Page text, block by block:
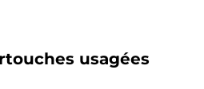
usagées